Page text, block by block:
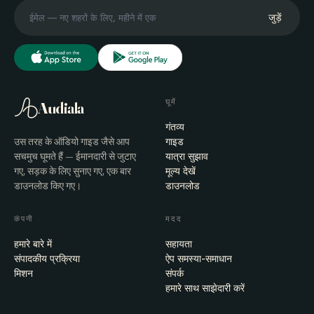
जुड़ें
Audiala
उस तरह के ऑडियो गाइड जैसे आप
सचमुच घूमते हैं — ईमानदारी से जुटाए
गए, सड़क के लिए सुनाए गए, एक बार
डाउनलोड किए गए।
घूमें
गंतव्य
गाइड
यात्रा सुझाव
मूल्य देखें
डाउनलोड
कंपनी
हमारे बारे में
संपादकीय प्रक्रिया
मिशन
मदद
सहायता
ऐप समस्या-समाधान
संपर्क
हमारे साथ साझेदारी करें